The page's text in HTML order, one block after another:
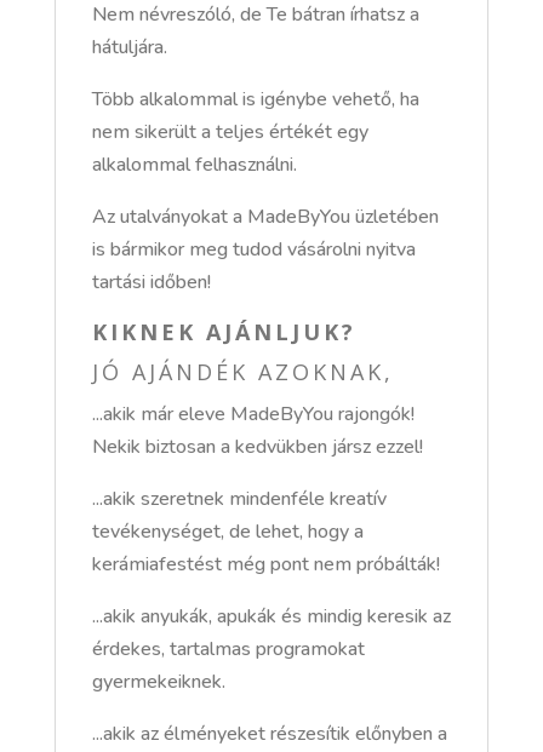
Nem névreszóló, de Te bátran írhatsz a
hátuljára.
Több alkalommal is igénybe vehető, ha
nem sikerült a teljes értékét egy
alkalommal felhasználni.
Az utalványokat a MadeByYou üzletében
is bármikor meg tudod vásárolni nyitva
tartási időben!
KIKNEK AJÁNLJUK?
JÓ AJÁNDÉK AZOKNAK,
...akik már eleve MadeByYou rajongók!
Nekik biztosan a kedvükben jársz ezzel!
...akik szeretnek mindenféle kreatív
tevékenységet, de lehet, hogy a
kerámiafestést még pont nem próbálták!
...akik anyukák, apukák és mindig keresik az
érdekes, tartalmas programokat
gyermekeiknek.
...akik az élményeket részesítik előnyben a